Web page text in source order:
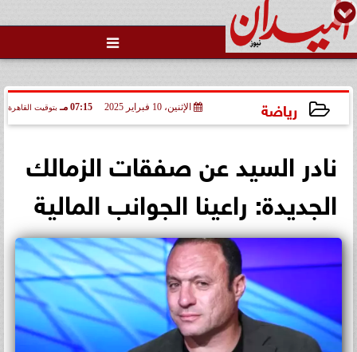

رياضة الإثنين، 10 فبراير 2025 07:15 مـ بتوقيت القاهرة
نادر السيد عن صفقات الزمالك
الجديدة: راعينا الجوانب المالية